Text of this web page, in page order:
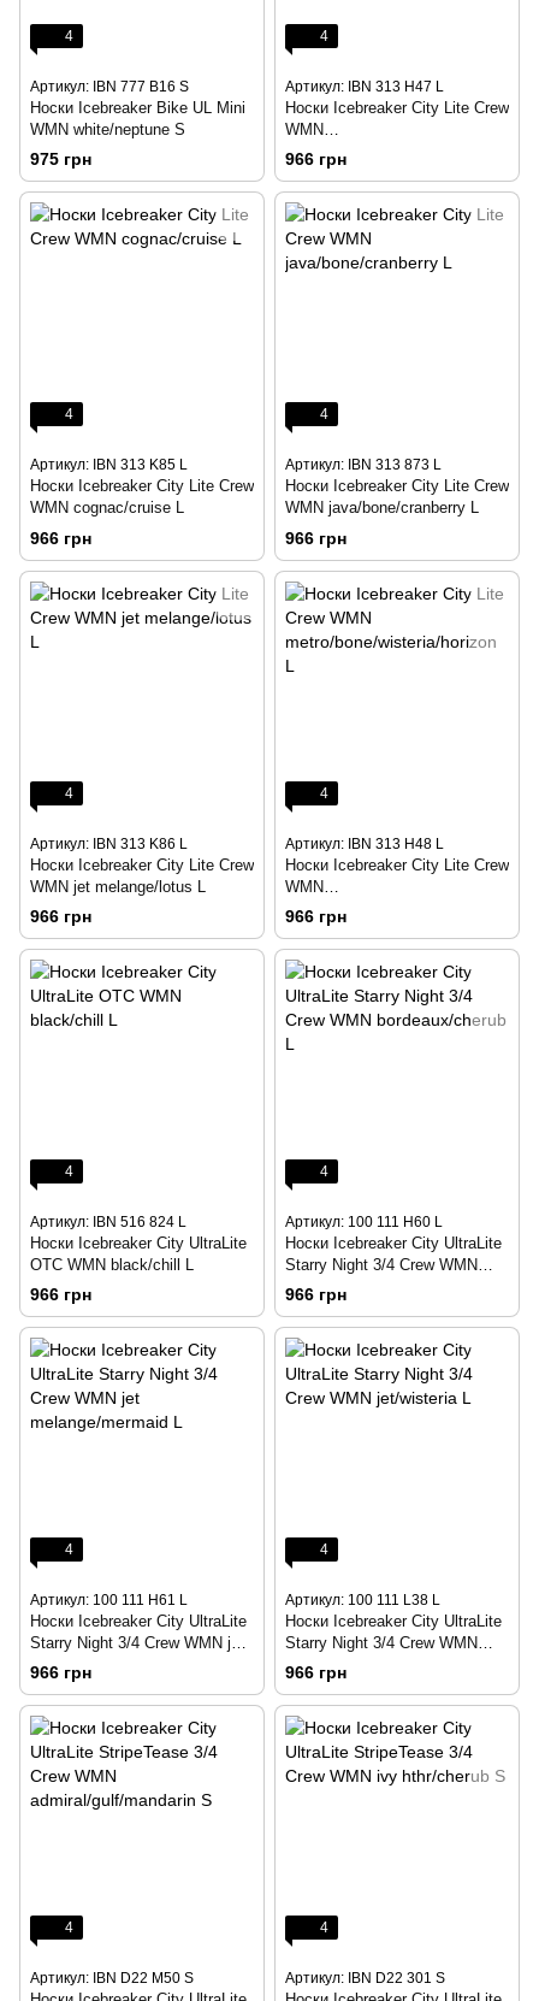
4
Артикул: IBN 777 B16 S
Носки Icebreaker Bike UL Mini
WMN white/neptune S
975 грн
4
Артикул: IBN 313 H47 L
Носки Icebreaker City Lite Crew
WMN
cognac/cherub/blizzard/manda
966 грн
4
Артикул: IBN 313 K85 L
Носки Icebreaker City Lite Crew
WMN cognac/cruise L
966 грн
4
Артикул: IBN 313 873 L
Носки Icebreaker City Lite Crew
WMN java/bone/cranberry L
966 грн
4
Артикул: IBN 313 K86 L
Носки Icebreaker City Lite Crew
WMN jet melange/lotus L
966 грн
4
Артикул: IBN 313 H48 L
Носки Icebreaker City Lite Crew
WMN
metro/bone/wisteria/horizon L
966 грн
4
Артикул: IBN 516 824 L
Носки Icebreaker City UltraLite
OTC WMN black/chill L
966 грн
4
Артикул: 100 111 H60 L
Носки Icebreaker City UltraLite
Starry Night 3/4 Crew WMN
bordeaux/cherub L
966 грн
4
Артикул: 100 111 H61 L
Носки Icebreaker City UltraLite
Starry Night 3/4 Crew WMN jet
melange/mermaid L
966 грн
4
Артикул: 100 111 L38 L
Носки Icebreaker City UltraLite
Starry Night 3/4 Crew WMN
jet/wisteria L
966 грн
4
Артикул: IBN D22 M50 S
4
Артикул: IBN D22 301 S